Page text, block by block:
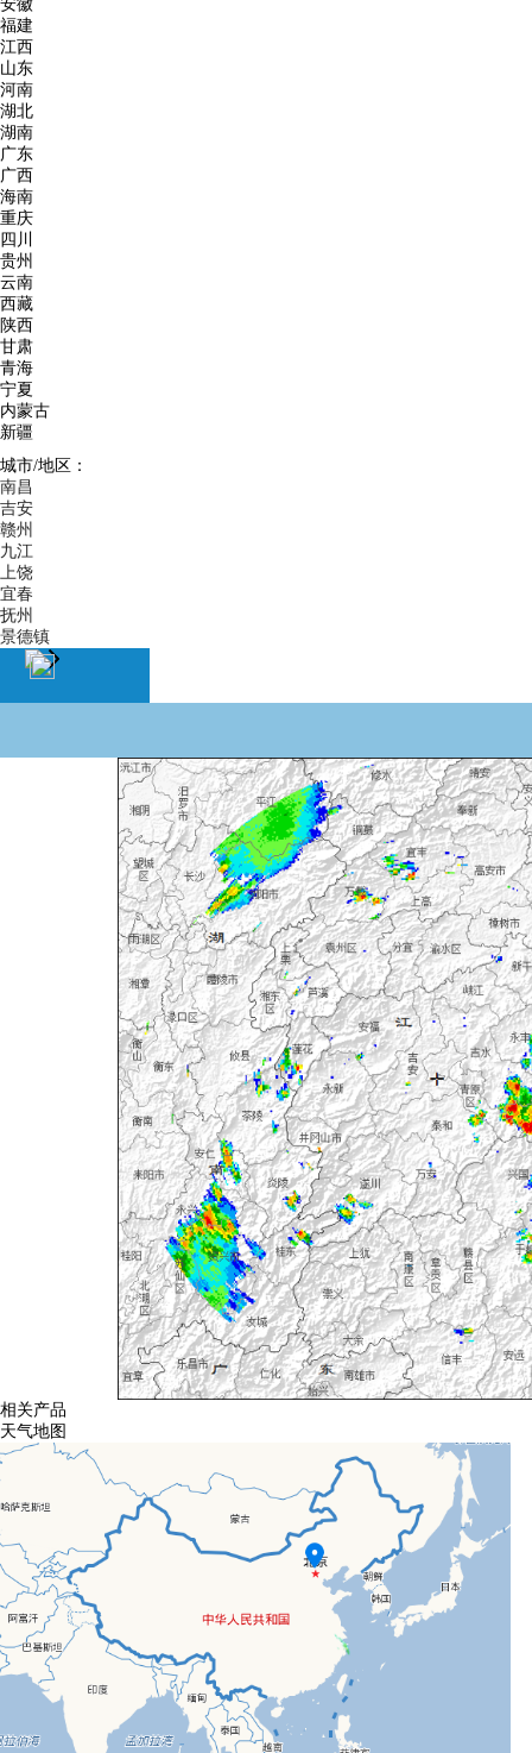
安徽
福建
江西
山东
河南
湖北
湖南
广东
广西
海南
重庆
四川
贵州
云南
西藏
陕西
甘肃
青海
宁夏
内蒙古
新疆
城市/地区：
南昌
吉安
赣州
九江
上饶
宜春
抚州
景德镇
相关产品
天气地图